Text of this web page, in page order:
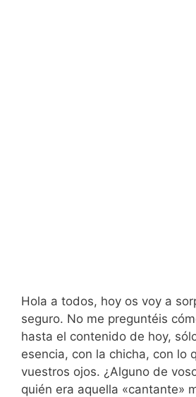
Hola a todos, hoy os voy a
seguro. No me preguntéis
hasta el contenido de hoy,
esencia, con la chicha, con lo
vuestros ojos. ¿Alguno de
quién era aquella «cantante»